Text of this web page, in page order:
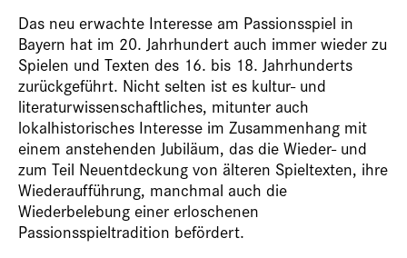
Das neu erwachte Interesse am Passionsspiel in
Bayern hat im 20. Jahrhundert auch immer wieder zu
Spielen und Texten des 16. bis 18. Jahrhunderts
zurückgeführt. Nicht selten ist es kultur- und
literaturwissenschaftliches, mitunter auch
lokalhistorisches Interesse im Zusammenhang mit
einem anstehenden Jubiläum, das die Wieder- und
zum Teil Neuentdeckung von älteren Spieltexten, ihre
Wiederaufführung, manchmal auch die
Wiederbelebung einer erloschenen
Passionsspieltradition befördert.